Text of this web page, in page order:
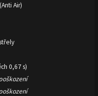
(Anti Air)
0,67 s)